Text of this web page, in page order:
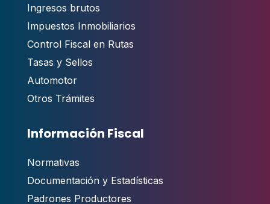
Ingresos brutos
Impuestos Inmobiliarios
Control Fiscal en Rutas
Tasas y Sellos
Automotor
Otros Trámites
Información Fiscal
Normativas
Documentación y Estadísticas
Padrones Productores